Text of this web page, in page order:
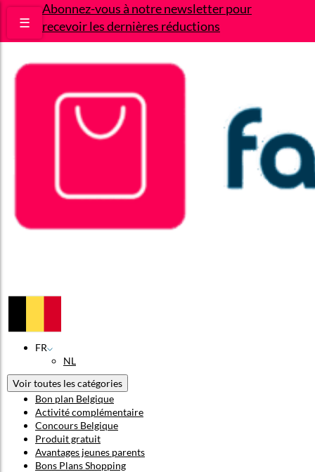
Abonnez-vous à notre newsletter pour
recevoir les dernières réductions
☰
FR
NL
Voir toutes les catégories
Bon plan Belgique
Activité complémentaire
Concours Belgique
Produit gratuit
Avantages jeunes parents
Bons Plans Shopping